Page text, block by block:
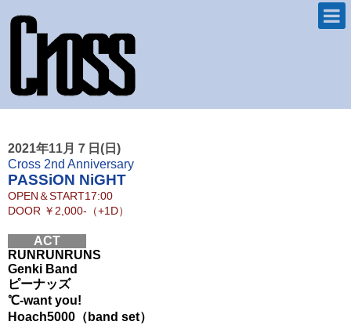
2021年11月７日(日)
Cross 2nd Anniversary
PASSiON NiGHT
OPEN＆START17:00
DOOR ￥2,000-（+1D）
ACT
RUNRUNRUNS
Genki Band
ピーナッズ
℃-want you!
Hoach5000（band set）